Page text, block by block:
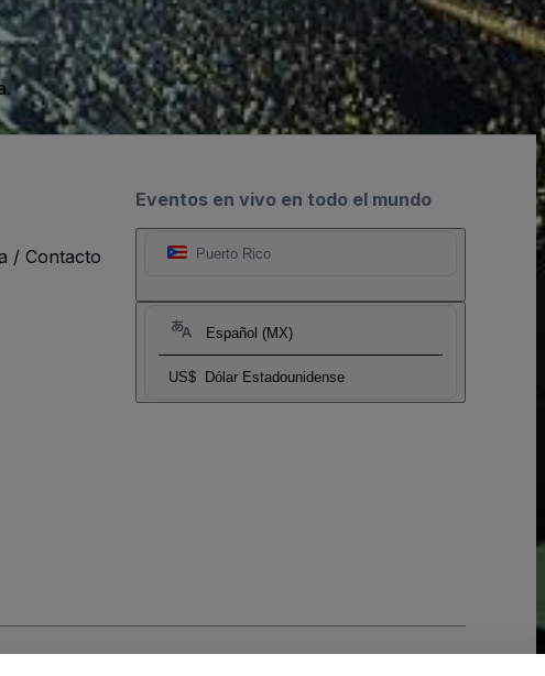
Eventos en vivo en todo el mundo
Puerto Rico
Español (MX)
US$ Dólar Estadounidense
/ Contacto